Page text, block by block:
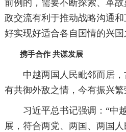
前例的，需要不断探索、革
政交流有利于推动战略沟通
好实现好适合各自国情的兴国
携手合作 共谋发展
中越两国人民毗邻而居，
有共御外敌之情，今有振兴繁
习近平总书记强调：“中
展，符合两党、两国、两国